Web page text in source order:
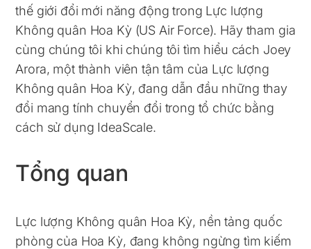
thế giới đổi mới năng động trong Lực lượng
Không quân Hoa Kỳ (US Air Force). Hãy tham gia
cùng chúng tôi khi chúng tôi tìm hiểu cách Joey
Arora, một thành viên tận tâm của Lực lượng
Không quân Hoa Kỳ, đang dẫn đầu những thay
đổi mang tính chuyển đổi trong tổ chức bằng
cách sử dụng IdeaScale.
Tổng quan
Lực lượng Không quân Hoa Kỳ, nền tảng quốc
phòng của Hoa Kỳ, đang không ngừng tìm kiếm